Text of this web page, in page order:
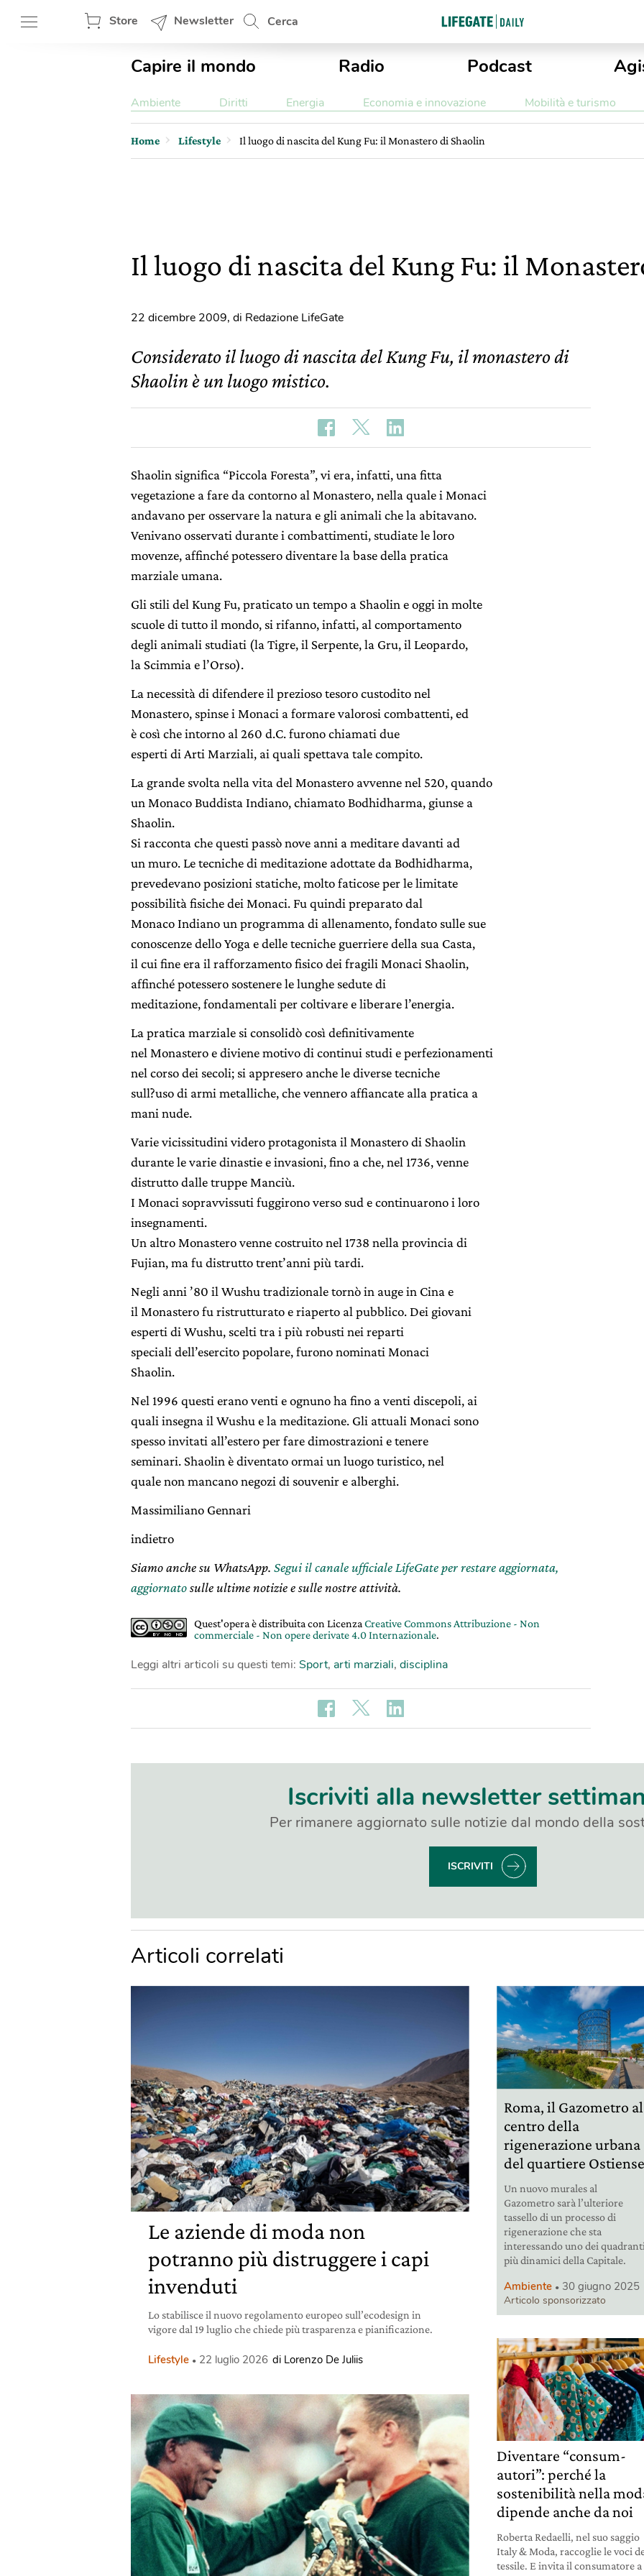
Store Newsletter Cerca
Capire il mondo Radio Podcast
Ambiente Diritti Energia Economia e innovazione Mobilità e turismo
Home Lifestyle Il luogo di nascita del Kung Fu: il Monastero di Shaolin
Il luogo di nascita del Kung Fu: il
22 dicembre 2009, di Redazione LifeGate
Considerato il luogo di nascita del Kung Fu, il monastero di
Shaolin è un luogo mistico.
Shaolin significa “Piccola Foresta”, vi era, infatti, una fitta
vegetazione a fare da contorno al Monastero, nella quale i Monaci
andavano per osservare la natura e gli animali che la abitavano.
Venivano osservati durante i combattimenti, studiate le loro
movenze, affinché potessero diventare la base della pratica
marziale umana.
Gli stili del Kung Fu, praticato un tempo a Shaolin e oggi in molte
scuole di tutto il mondo, si rifanno, infatti, al comportamento
degli animali studiati (la Tigre, il Serpente, la Gru, il Leopardo,
la Scimmia e l’Orso).
La necessità di difendere il prezioso tesoro custodito nel
Monastero, spinse i Monaci a formare valorosi combattenti, ed
è così che intorno al 260 d.C. furono chiamati due
esperti di Arti Marziali, ai quali spettava tale compito.
La grande svolta nella vita del Monastero avvenne nel 520, quando
un Monaco Buddista Indiano, chiamato Bodhidharma, giunse a
Shaolin.
Si racconta che questi passò nove anni a meditare davanti ad
un muro. Le tecniche di meditazione adottate da Bodhidharma,
prevedevano posizioni statiche, molto faticose per le limitate
possibilità fisiche dei Monaci. Fu quindi preparato dal
Monaco Indiano un programma di allenamento, fondato sulle sue
conoscenze dello Yoga e delle tecniche guerriere della sua Casta,
il cui fine era il rafforzamento fisico dei fragili Monaci Shaolin,
affinché potessero sostenere le lunghe sedute di
meditazione, fondamentali per coltivare e liberare l’energia.
La pratica marziale si consolidò così definitivamente
nel Monastero e diviene motivo di continui studi e perfezionamenti
nel corso dei secoli; si appresero anche le diverse tecniche
sull?uso di armi metalliche, che vennero affiancate alla pratica a
mani nude.
Varie vicissitudini videro protagonista il Monastero di Shaolin
durante le varie dinastie e invasioni, fino a che, nel 1736, venne
distrutto dalle truppe Manciù.
I Monaci sopravvissuti fuggirono verso sud e continuarono i loro
insegnamenti.
Un altro Monastero venne costruito nel 1738 nella provincia di
Fujian, ma fu distrutto trent’anni più tardi.
Negli anni ’80 il Wushu tradizionale tornò in auge in Cina e
il Monastero fu ristrutturato e riaperto al pubblico. Dei giovani
esperti di Wushu, scelti tra i più robusti nei reparti
speciali dell’esercito popolare, furono nominati Monaci
Shaolin.
Nel 1996 questi erano venti e ognuno ha fino a venti discepoli, ai
quali insegna il Wushu e la meditazione. Gli attuali Monaci sono
spesso invitati all’estero per fare dimostrazioni e tenere
seminari. Shaolin è diventato ormai un luogo turistico, nel
quale non mancano negozi di souvenir e alberghi.
Massimiliano Gennari
indietro
Siamo anche su WhatsApp. Segui il canale ufficiale LifeGate per restare aggiornata,
aggiornatosulle ultime notizie e sulle nostre attività.
Quest'opera è distribuita con Licenza Creative Commons Attribuzione - Non
commerciale - Non opere derivate 4.0 Internazionale.
Leggi altri articoli su questi temi: Sport, arti marziali, disciplina
Iscriviti alla newsletter
Per rimanere aggiornato sulle notizie dal mondo della
ISCRIVITI
Articoli correlati
Le aziende di moda non
potranno più distruggere i capi
invenduti
Lo stabilisce il nuovo regolamento europeo sull’ecodesign in
vigore dal 19 luglio che chiede più trasparenza e pianificazione.
Lifestyle 22 luglio 2026 di Lorenzo De Juliis
Roma, il Gazometro al
centro della
rigenerazione urbana
del quartiere Ostiense
Un nuovo murales al
Gazometro sarà l’ulteriore
tassello di un processo di
rigenerazione che sta
interessando uno dei quadranti
più dinamici della Capitale.
Ambiente 30 giugno 2025
Articolo sponsorizzato
Diventare “consum-
autori”: perché la
sostenibilità nella
dipende anche da noi
Roberta Redaelli, nel suo saggio
Italy & Moda, raccoglie le voci
tessile. E invita il consumatore a